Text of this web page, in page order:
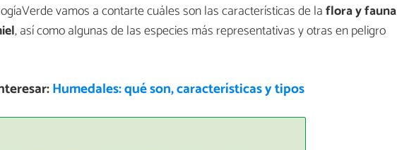
vamos a contarte cuáles son las características de laflora y fauna
, así como algunas de las especies más representativas y otras en peligro
Humedales: qué son, características y tipos